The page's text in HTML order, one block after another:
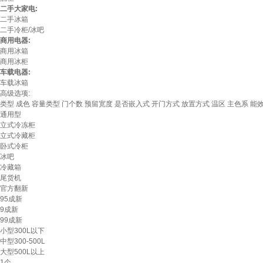
二手大家电:
二手冰箱
二手冷柜/冰吧
商用电器:
商用冰箱
商用冰柜
车载电器:
车载冰箱
高级选项:
类型 成色 容量类型 门个数 预留宽度 是否嵌入式 开门方式 放置方式 温区 主色系 能
通用型
立式冷冻柜
立式冷藏柜
卧式冷柜
冰吧
冷藏箱
尾货机
官方翻新
95成新
9成新
99成新
小型300L以下
中型300-500L
大型500L以上